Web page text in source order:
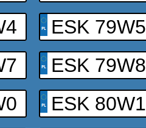
ESK 79W5
ESK 79W8
ESK 80W1